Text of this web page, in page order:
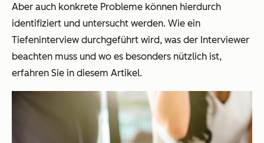
Aber auch konkrete Probleme können hierdurch
identifiziert und untersucht werden. Wie ein
Tiefeninterview durchgeführt wird, was der Interviewer
beachten muss und wo es besonders nützlich ist,
erfahren Sie in diesem Artikel.